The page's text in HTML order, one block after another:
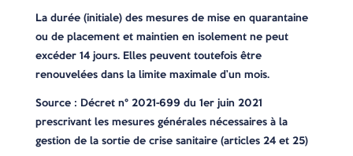
La durée (initiale) des mesures de mise en quarantaine
ou de placement et maintien en isolement ne peut
excéder 14 jours. Elles peuvent toutefois être
renouvelées dans la limite maximale d’un mois.
Source : Décret n° 2021-699 du 1er juin 2021
prescrivant les mesures générales nécessaires à la
gestion de la sortie de crise sanitaire (articles 24 et 25)